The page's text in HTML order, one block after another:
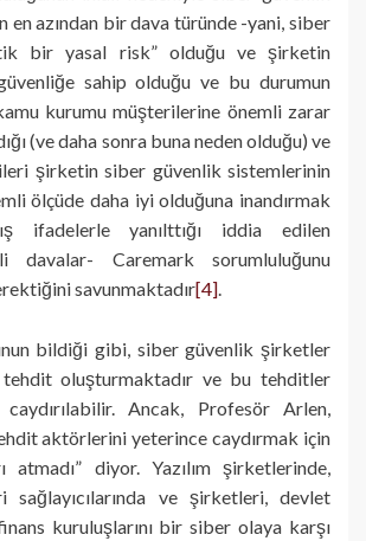
en azından bir dava türünde -yani, siber
bir yasal risk” olduğu ve şirketin
sahip olduğu ve bu durumun
kurumu müşterilerine önemli zarar
(ve daha sonra buna neden olduğu) ve
şirketin siber güvenlik sistemlerinin
ölçüde daha iyi olduğuna inandırmak
ifadelerle yanılttığı iddia edilen
davalar- Caremark sorumluluğunu
savunmaktadır[4]
bildiği gibi, siber güvenlik şirketler
oluşturmaktadır ve bu tehditler
Ancak, Profesör Arlen,
aktörlerini yeterince caydırmak için
atmadı” diyor. Yazılım şirketlerinde,
sağlayıcılarında ve şirketleri, devlet
kuruluşlarını bir siber olaya karşı